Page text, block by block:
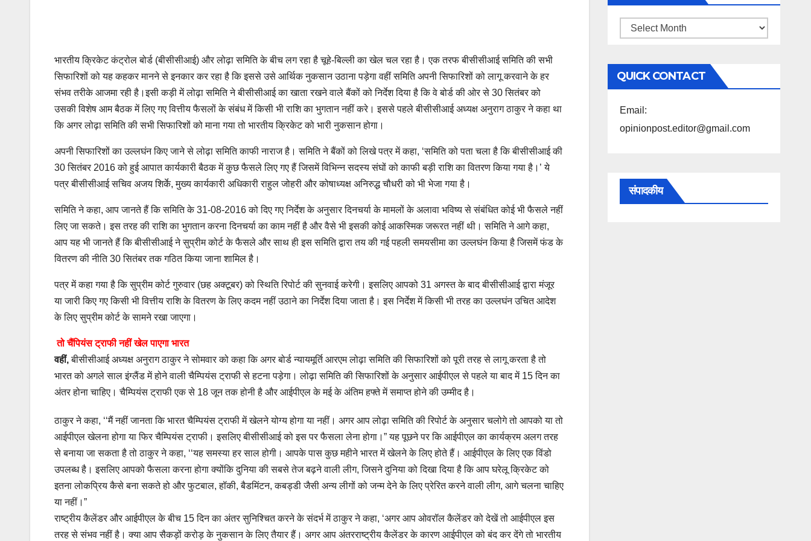
भारतीय क्रिकेट कंट्रोल बोर्ड (बीसीसीआई) और लोढ़ा समिति के बीच लग रहा है चूहे-बिल्ली का खेल चल रहा है। एक तरफ बीसीसीआई समिति की सभी
सिफारिशों को यह कहकर मानने से इनकार कर रहा है कि इससे उसे आर्थिक नुकसान उठाना पड़ेगा वहीं समिति अपनी सिफारिशों को लागू करवाने के हर
संभव तरीके आजमा रही है।इसी कड़ी में लोढ़ा समिति ने बीसीसीआई का खाता रखने वाले बैंकों को निर्देश दिया है कि वे बोर्ड की ओर से 30 सितंबर को
उसकी विशेष आम बैठक में लिए गए वित्तीय फैसलों के संबंध में किसी भी राशि का भुगतान नहीं करे। इससे पहले बीसीसीआई अध्यक्ष अनुराग ठाकुर ने कहा था
कि अगर लोढ़ा समिति की सभी सिफारिशों को माना गया तो भारतीय क्रिकेट को भारी नुकसान होगा।
अपनी सिफारिशों का उल्लघंन किए जाने से लोढ़ा समिति काफी नाराज है। समिति ने बैंकों को लिखे पत्र में कहा, ‘समिति को पता चला है कि बीसीसीआई की
30 सितंबर 2016 को हुई आपात कार्यकारी बैठक में कुछ फैसले लिए गए हैं जिसमें विभिन्न सदस्य संघों को काफी बड़ी राशि का वितरण किया गया है।’ ये
पत्र बीसीसीआई सचिव अजय शिर्के, मुख्य कार्यकारी अधिकारी राहुल जोहरी और कोषाध्यक्ष अनिरुद्ध चौधरी को भी भेजा गया है।
समिति ने कहा, आप जानते हैं कि समिति के 31-08-2016 को दिए गए निर्देश के अनुसार दिनचर्या के मामलों के अलावा भविष्य से संबंधित कोई भी फैसले नहीं
लिए जा सकते। इस तरह की राशि का भुगतान करना दिनचर्या का काम नहीं है और वैसे भी इसकी कोई आकस्मिक जरूरत नहीं थी। समिति ने आगे कहा,
आप यह भी जानते हैं कि बीसीसीआई ने सुप्रीम कोर्ट के फैसले और साथ ही इस समिति द्वारा तय की गई पहली समयसीमा का उल्लघंन किया है जिसमें फंड के
वितरण की नीति 30 सितंबर तक गठित किया जाना शामिल है।
पत्र में कहा गया है कि सुप्रीम कोर्ट गुरुवार (छह अक्टूबर) को स्थिति रिपोर्ट की सुनवाई करेगी। इसलिए आपको 31 अगस्त के बाद बीसीसीआई द्वारा मंजूर
या जारी किए गए किसी भी वित्तीय राशि के वितरण के लिए कदम नहीं उठाने का निर्देश दिया जाता है। इस निर्देश में किसी भी तरह का उल्लघंन उचित आदेश
के लिए सुप्रीम कोर्ट के सामने रखा जाएगा।
तो चैंपियंस ट्राफी नहीं खेल पाएगा भारत
वहीं,बीसीसीआई अध्यक्ष अनुराग ठाकुर ने सोमवार को कहा कि अगर बोर्ड न्यायमूर्ति आरएम लोढ़ा समिति की सिफारिशों को पूरी तरह से लागू करता है तो
भारत को अगले साल इंग्लैंड में होने वाली चैम्पियंस ट्राफी से हटना पड़ेगा। लोढ़ा समिति की सिफारिशों के अनुसार आईपीएल से पहले या बाद में 15 दिन का
अंतर होना चाहिए। चैम्पियंस ट्राफी एक से 18 जून तक होनी है और आईपीएल के मई के अंतिम हफ्ते में समाप्त होने की उम्मीद है।
ठाकुर ने कहा, ‘‘मैं नहीं जानता कि भारत चैम्पियंस ट्राफी में खेलने योग्य होगा या नहीं। अगर आप लोढ़ा समिति की रिपोर्ट के अनुसार चलोगे तो आपको या तो
आईपीएल खेलना होगा या फिर चैम्पियंस ट्राफी। इसलिए बीसीसीआई को इस पर फैसला लेना होगा।” यह पूछने पर कि आईपीएल का कार्यक्रम अलग तरह
से बनाया जा सकता है तो ठाकुर ने कहा, ‘‘यह समस्या हर साल होगी। आपके पास कुछ महीने भारत में खेलने के लिए होते हैं। आईपीएल के लिए एक विंडो
उपलब्ध है। इसलिए आपको फैसला करना होगा क्योंकि दुनिया की सबसे तेज बढ़ने वाली लीग, जिसने दुनिया को दिखा दिया है कि आप घरेलू क्रिकेट को
इतना लोकप्रिय कैसे बना सकते हो और फुटबाल, हॉकी, बैडमिंटन, कबड्डी जैसी अन्य लीगों को जन्म देने के लिए प्रेरित करने वाली लीग, आगे चलना चाहिए
या नहीं।”
राष्ट्रीय कैलेंडर और आईपीएल के बीच 15 दिन का अंतर सुनिश्चित करने के संदर्भ में ठाकुर ने कहा, ‘अगर आप ओवरॉल कैलेंडर को देखें तो आईपीएल इस
तरह से संभव नहीं है। क्या आप सैकड़ों करोड़ के नुकसान के लिए तैयार हैं। अगर आप अंतरराष्ट्रीय कैलेंडर के कारण आईपीएल को बंद कर देंगे तो भारतीय
महिने
अनुसार
पढ़ें
QUICK CONTACT
Email:
opinionpost.editor@gmail.com
संपादकीय